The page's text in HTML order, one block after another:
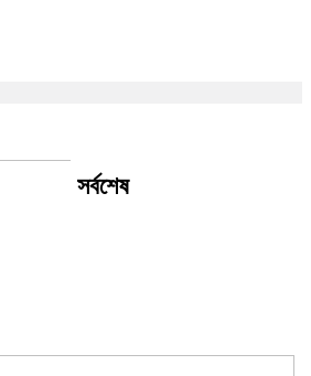
সর্বশেষ